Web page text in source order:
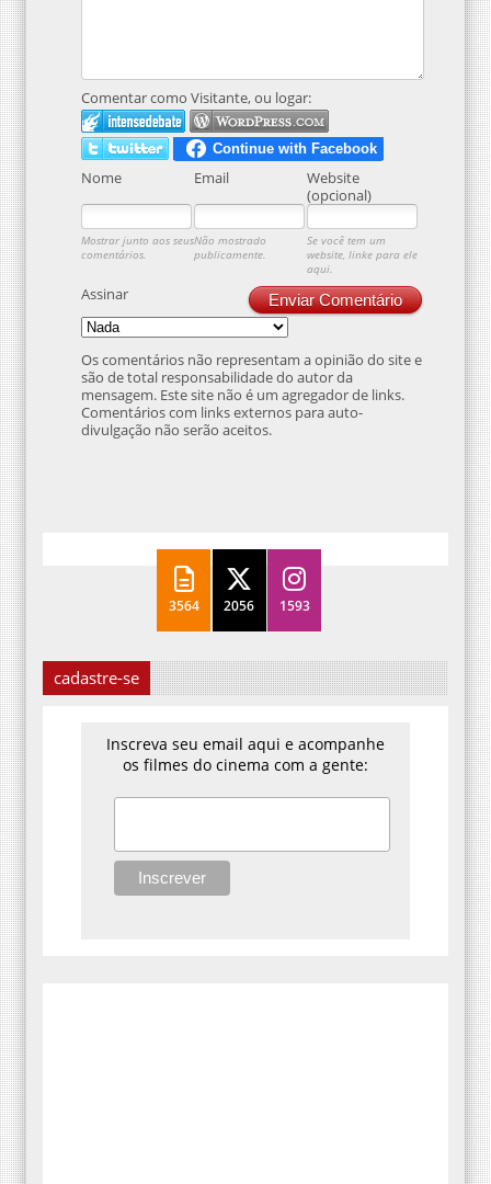
Comentar como Visitante, ou logar:
Nome Email
Website
(opcional)
Mostrar junto aos seus
comentários.
Não mostrado
publicamente.
Se você tem um
website, linke para ele
aqui.
Enviar Comentário
Assinar
Os comentários não representam a opinião do site e
são de total responsabilidade do autor da
mensagem. Este site não é um agregador de links.
Comentários com links externos para auto-
divulgação não serão aceitos.
3564 2056 1593
cadastre-se
Inscreva seu email aqui e acompanhe
os filmes do cinema com a gente: